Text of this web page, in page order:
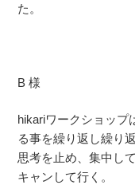
た。
B 様
hikariワークショップ
る事を繰り返し繰り
思考を止め、集中し
キャンして行く。